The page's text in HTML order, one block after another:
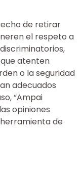
de retirar
el respeto a
atenten
o la seguridad
adecuados
“Ampai
opiniones
de